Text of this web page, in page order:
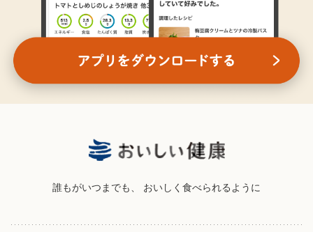
誰もがいつまでも、 おいしく食べられるように